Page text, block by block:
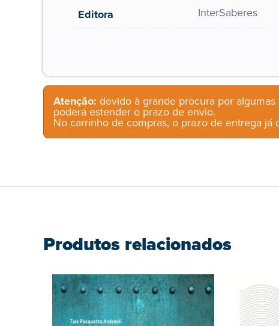
Editora InterSaberes
Atenção: devido à grande procura por
poderá estender o prazo de envio.
No carrinho de compras, o prazo de entrega já
Produtos relacionados